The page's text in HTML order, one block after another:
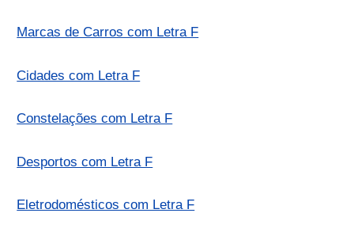
Marcas de Carros com Letra F
Cidades com Letra F
Constelações com Letra F
Desportos com Letra F
Eletrodomésticos com Letra F